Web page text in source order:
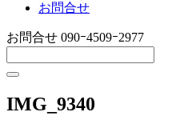
お問合せ
お問合せ 090ｰ4509ｰ2977
IMG_9340